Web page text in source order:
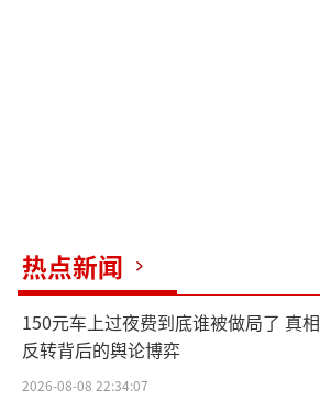
热点新闻
150元车上过夜费到底谁被做局了 真相
反转背后的舆论博弈
2026-08-08 22:34:07